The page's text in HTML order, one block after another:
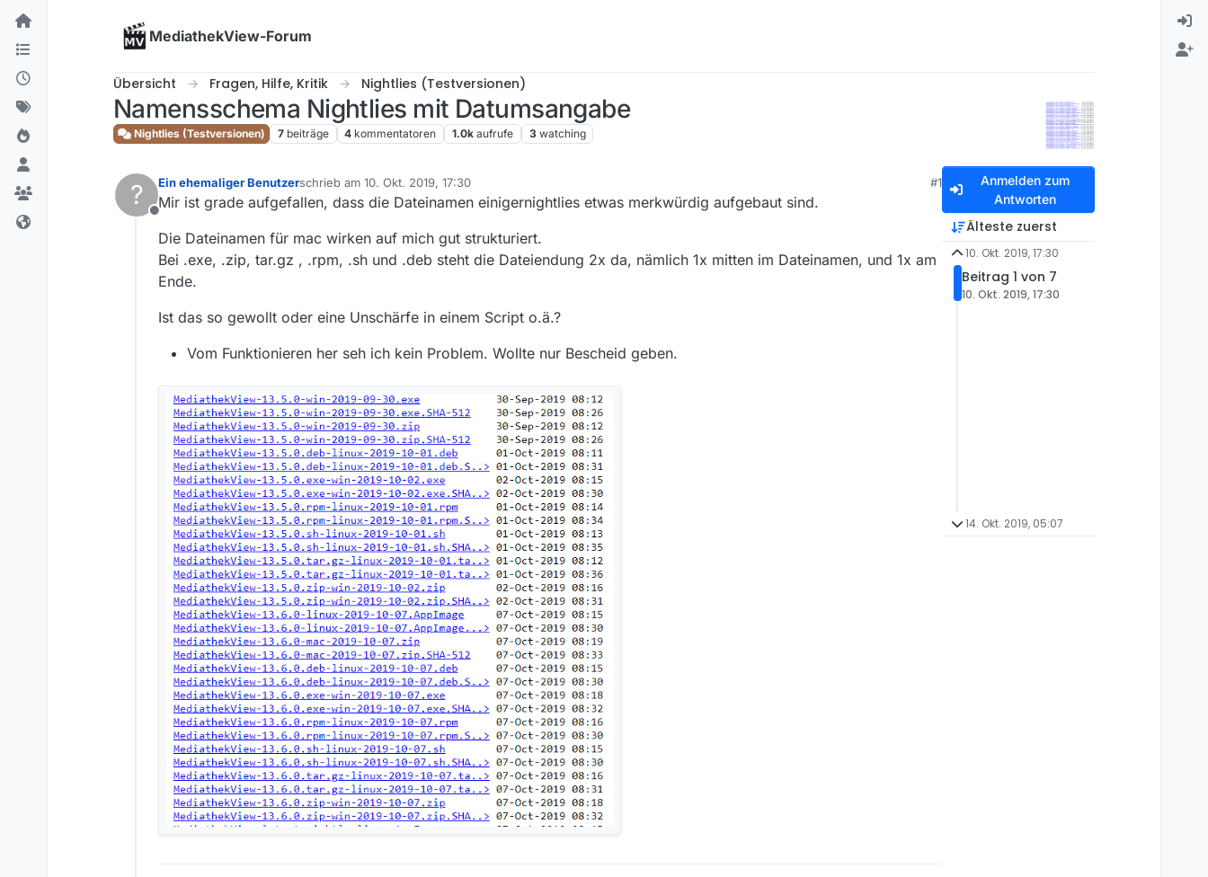
Skip to content
MediathekView-Forum
Übersicht Fragen, Hilfe, Kritik Nightlies (Testversionen)
Namensschema Nightlies mit Datumsangabe
Nightlies (Testversionen) 7 beiträge 4 kommentatoren 1.0k aufrufe 3 watching
?
Offline
Ein ehemaliger Benutzerschrieb am 10. Okt. 2019, 17:30
zuletzt editiert von
#1
Mir ist grade aufgefallen, dass die Dateinamen einigernightlies etwas merkwürdig aufgebaut sind.
Die Dateinamen für mac wirken auf mich gut strukturiert.
Bei .exe, .zip, tar.gz , .rpm, .sh und .deb steht die Dateiendung 2x da, nämlich 1x mitten im Dateinamen, und 1x am
Ende.
Ist das so gewollt oder eine Unschärfe in einem Script o.ä.?
Vom Funktionieren her seh ich kein Problem. Wollte nur Bescheid geben.
Anmelden zum
Antworten
Älteste zuerst
10. Okt. 2019, 17:30
Beitrag 1 von 7
10. Okt. 2019, 17:30
14. Okt. 2019, 05:07